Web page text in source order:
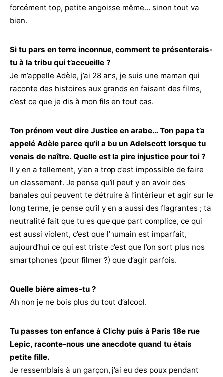
forcément top, petite angoisse même… sinon tout va
bien.
Si tu pars en terre inconnue, comment te présenterais-
tu à la tribu qui t’accueille ?
Je m’appelle Adèle, j’ai 28 ans, je suis une maman qui
raconte des histoires aux grands en faisant des films,
c’est ce que je dis à mon fils en tout cas.
Ton prénom veut dire Justice en arabe… Ton papa t’a
appelé Adèle parce qu’il a bu un Adelscott lorsque tu
venais de naître. Quelle est la pire injustice pour toi ?
Il y en a tellement, y’en a trop c’est impossible de faire
un classement. Je pense qu’il peut y en avoir des
banales qui peuvent te détruire à l’intérieur et agir sur le
long terme, je pense qu’il y en a aussi des flagrantes ; ta
neutralité fait que tu es quelque part complice, ce qui
est aussi violent, c’est que l’humain est imparfait,
aujourd’hui ce qui est triste c’est que l’on sort plus nos
smartphones (pour filmer ?) que d’agir parfois.
Quelle bière aimes-tu ?
Ah non je ne bois plus du tout d’alcool.
Tu passes ton enfance à Clichy puis à Paris 18e rue
Lepic, raconte-nous une anecdote quand tu étais
petite fille.
Je ressemblais à un garçon, j’ai eu des poux pendant